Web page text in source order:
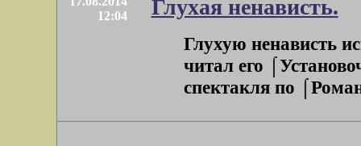
12:04
Глухая ненависть.
Глухую ненависть
читал его
спектакля по